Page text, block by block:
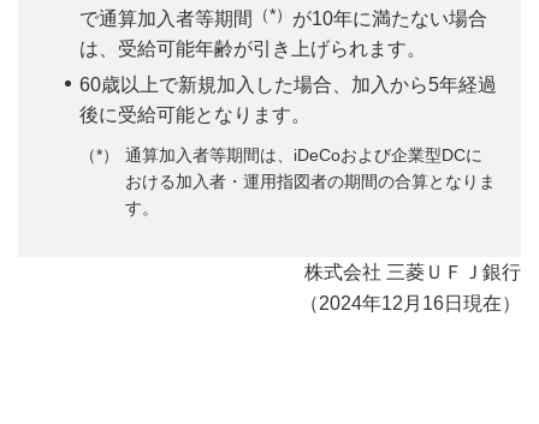
で通算加入者等期間
（*） が10年に満たない場合
は、受給可能年齢が引き上げられます。
60歳以上で新規加入した場合、加入から5年経過
後に受給可能となります。
通算加入者等期間は、iDeCoおよび企業型DCに
おける加入者・運用指図者の期間の合算となりま
す。
株式会社 三菱ＵＦＪ銀行
（2024年12月16日現在）